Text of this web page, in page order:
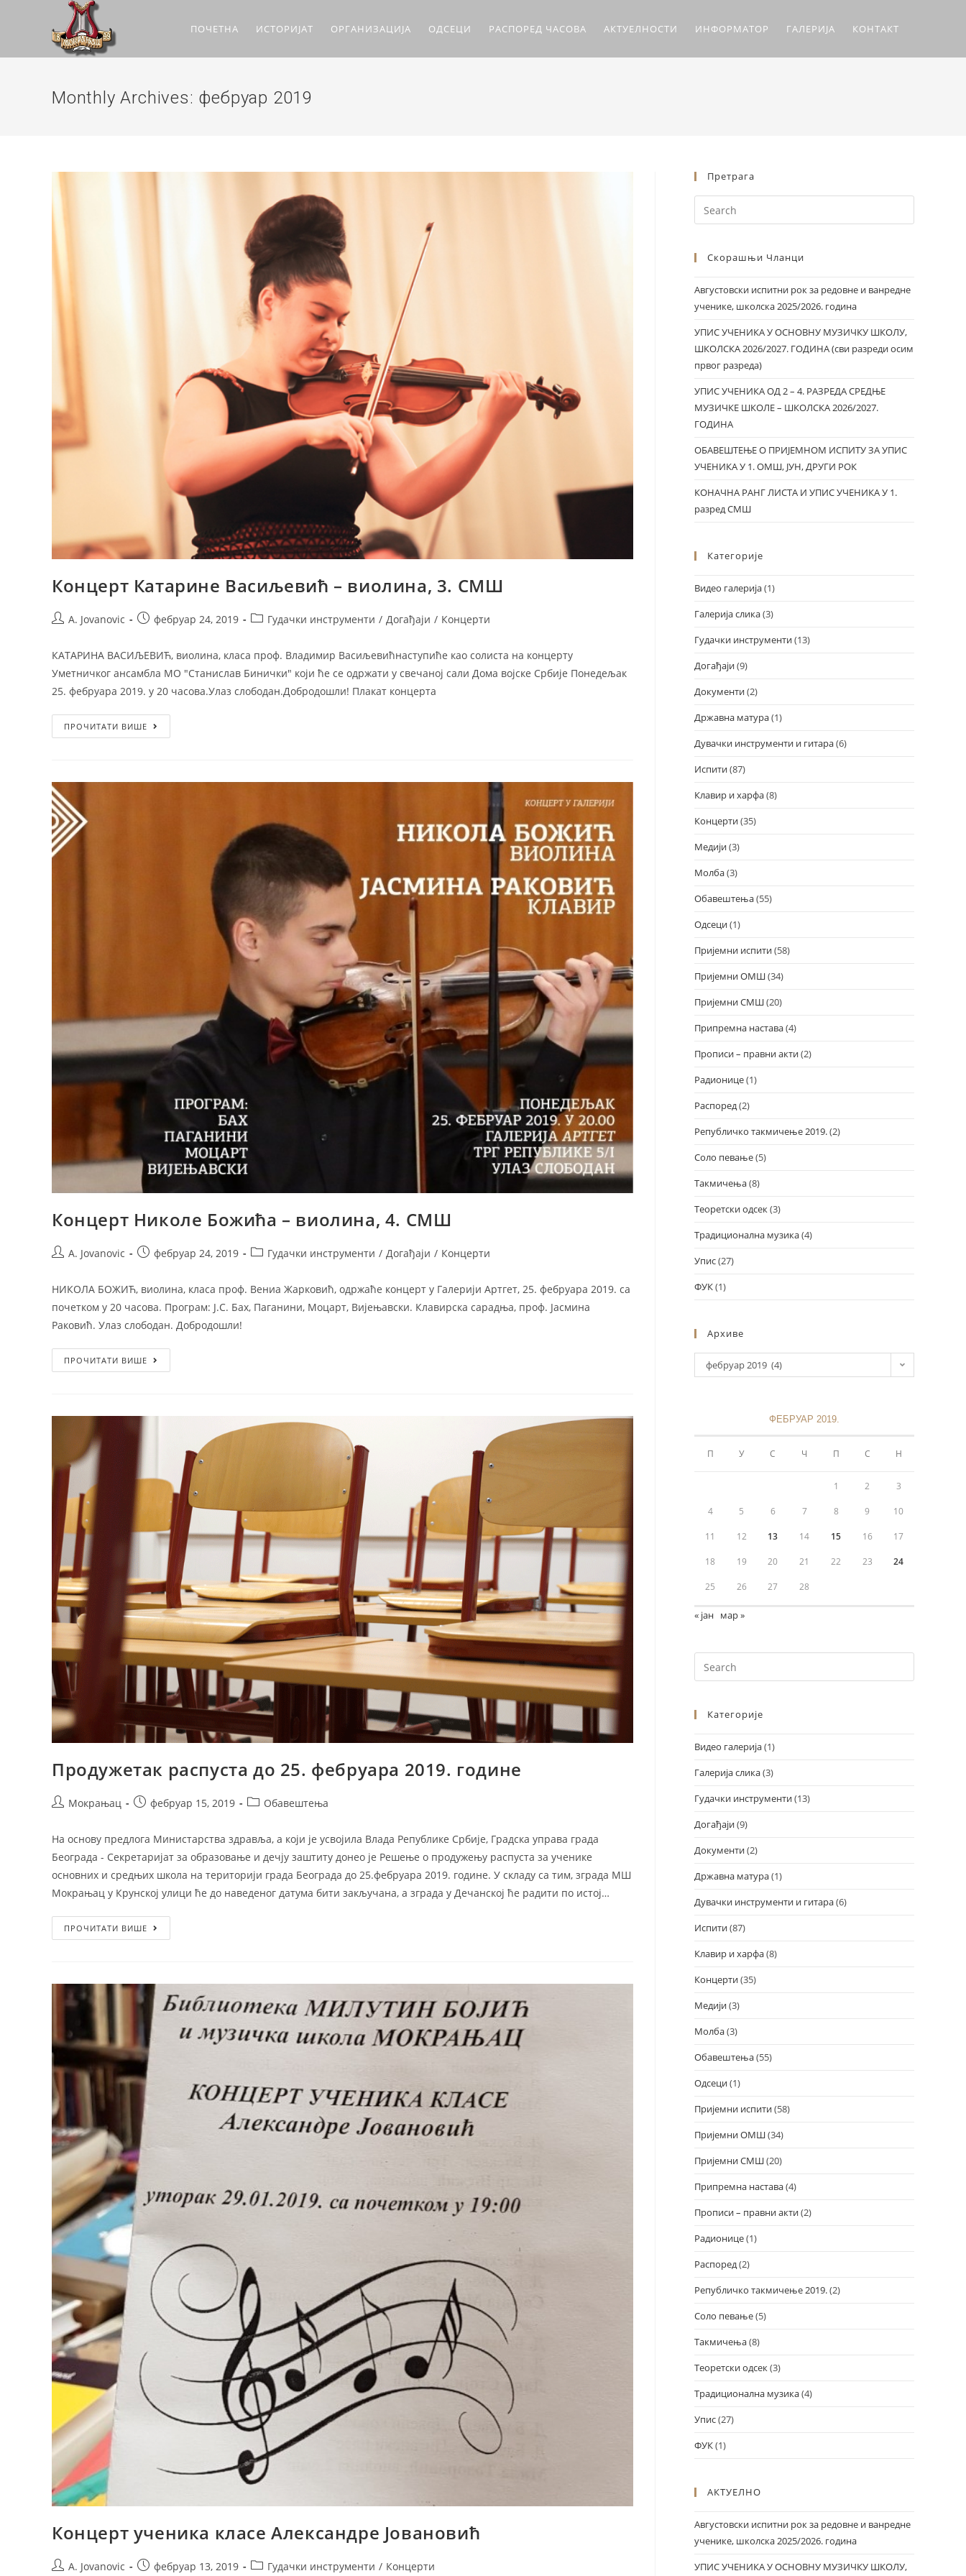
ПОЧЕТНА ИСТОРИЈАТ ОРГАНИЗАЦИЈА ОДСЕЦИ РАСПОРЕД ЧАСОВА АКТУЕЛНОСТИ ИНФОРМАТОР ГАЛЕРИЈА КОНТАКТ
Monthly Archives: фебруар 2019
Концерт Катарине Васиљевић – виолина, 3. СМШ
A. Jovanovic фебруар 24, 2019 Гудачки инструменти / Догађаји / Концерти
КАТАРИНА ВАСИЉЕВИЋ, виолина, класа проф. Владимир Васиљевићнаступиће као солиста на концерту
Уметничког ансамбла МО "Станислав Бинички" који ће се одржати у свечаној сали Дома војске Србије Понедељак
25. фебруара 2019. у 20 часова.Улаз слободан.Добродошли! Плакат концерта
ПРОЧИТАТИ ВИШЕ
Концерт Николе Божића – виолина, 4. СМШ
A. Jovanovic фебруар 24, 2019 Гудачки инструменти / Догађаји / Концерти
НИКОЛA БОЖИЋ, виолина, класа проф. Вениа Жарковић, одржаће концерт у Галерији Артгет, 25. фебруара 2019. са
почетком у 20 часова. Програм: Ј.С. Бах, Паганини, Моцарт, Вијењавски. Клавирска сарадња, проф. Јасмина
Раковић. Улаз слободан. Добродошли!
ПРОЧИТАТИ ВИШЕ
Продужетак распуста до 25. фебруара 2019. године
Мокрањац фебруар 15, 2019 Обавештења
На основу предлога Министарства здравља, а који је усвојила Влада Републике Србије, Градска управа града
Београда - Секретаријат за образовање и дечју заштиту донео је Решење о продужењу распуста за ученике
основних и средњих школа на територији града Београда до 25.фебруара 2019. године. У складу са тим, зграда МШ
Мокрањац у Крунској улици ће до наведеног датума бити закључана, а зграда у Дечанској ће радити по истој…
ПРОЧИТАТИ ВИШЕ
Концерт ученика класе Александре Јовановић
A. Jovanovic фебруар 13, 2019 Гудачки инструменти / Концерти
Претрага
Скорашњи Чланци
Августовски испитни рок за редовне и ванредне
ученике, школска 2025/2026. година
УПИС УЧЕНИКА У ОСНОВНУ МУЗИЧКУ ШКОЛУ,
ШКОЛСКА 2026/2027. ГОДИНА (сви разреди осим
првог разреда)
УПИС УЧЕНИКА ОД 2 – 4. РАЗРЕДА СРЕДЊЕ
МУЗИЧКЕ ШКОЛЕ – ШКОЛСКА 2026/2027.
ГОДИНА
ОБАВЕШТЕЊЕ О ПРИЈЕМНОМ ИСПИТУ ЗА УПИС
УЧЕНИКА У 1. ОМШ, ЈУН, ДРУГИ РОК
КОНАЧНА РАНГ ЛИСТА И УПИС УЧЕНИКА У 1.
разред СМШ
Категорије
Видео галерија(1)
Галерија слика(3)
Гудачки инструменти(13)
Догађаји(9)
Документи(2)
Државна матура(1)
Дувачки инструменти и гитара(6)
Испити(87)
Клавир и харфа(8)
Концерти(35)
Медији(3)
Молба(3)
Обавештења(55)
Одсеци(1)
Пријемни испити(58)
Пријемни ОМШ(34)
Пријемни СМШ(20)
Припремна настава(4)
Прописи – правни акти(2)
Радионице(1)
Распоред(2)
Републичко такмичење 2019.(2)
Соло певање(5)
Такмичења(8)
Теоретски одсек(3)
Традиционална музика(4)
Упис(27)
ФУК(1)
Архиве
фебруар 2019 (4)
ФЕБРУАР 2019.
П У С Ч П С Н
1 2 3
4 5 6 7 8 9 10
11 12 13 14 15 16 17
18 19 20 21 22 23 24
25 26 27 28
« јан мар »
Категорије
Видео галерија(1)
Галерија слика(3)
Гудачки инструменти(13)
Догађаји(9)
Документи(2)
Државна матура(1)
Дувачки инструменти и гитара(6)
Испити(87)
Клавир и харфа(8)
Концерти(35)
Медији(3)
Молба(3)
Обавештења(55)
Одсеци(1)
Пријемни испити(58)
Пријемни ОМШ(34)
Пријемни СМШ(20)
Припремна настава(4)
Прописи – правни акти(2)
Радионице(1)
Распоред(2)
Републичко такмичење 2019.(2)
Соло певање(5)
Такмичења(8)
Теоретски одсек(3)
Традиционална музика(4)
Упис(27)
ФУК(1)
АКТУЕЛНО
Августовски испитни рок за редовне и ванредне
ученике, школска 2025/2026. година
УПИС УЧЕНИКА У ОСНОВНУ МУЗИЧКУ ШКОЛУ,
Почетна
Историјат
Ст. Ст. Мокрањац
Школовање
Организација школе
Активи и тимови
Гудачи и камерна
Дувачи и гитара
Соло певање
Традиционална музика
Општеобразовна настава
Календар дешавања
Распоред часова ОМШ
Распоред часова СМШ
Галерија
Јавне набавке
+381 11 3243 538
sekretarijat@mokranjacbg.rs
Дечанска 6, 11000, Београд,
Крунска 8, 11000, Београд
ПРАТИТЕ НАС